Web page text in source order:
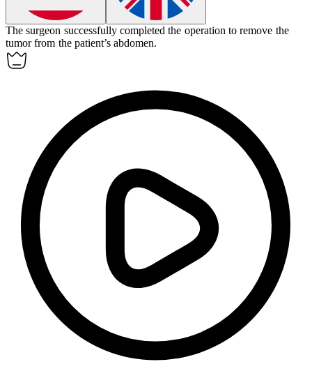
Thesurgeon successfully completed the operation to remove the
tumor from the patient’s abdomen.